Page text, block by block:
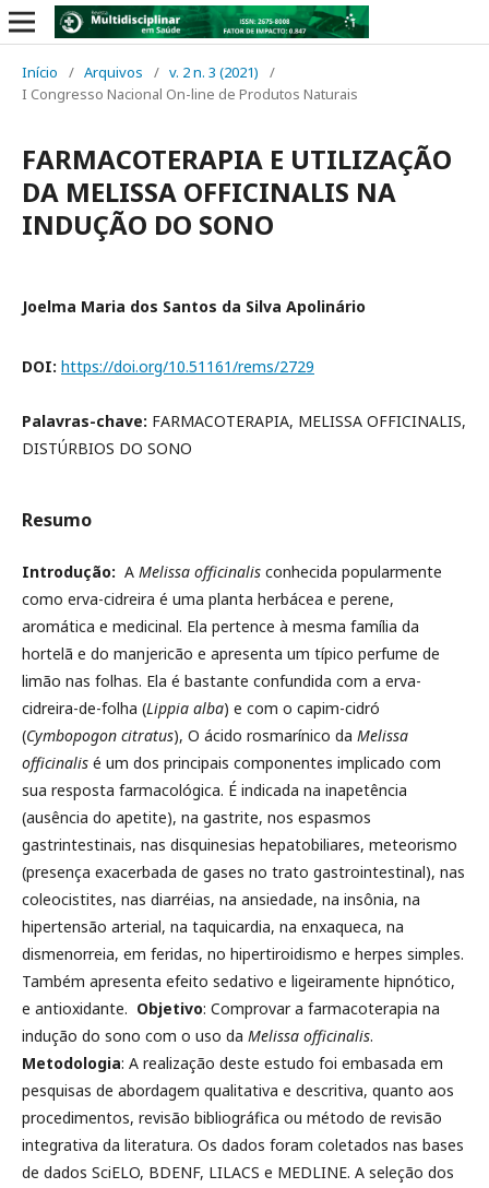
Início / Arquivos / v. 2 n. 3 (2021)
/
I Congresso Nacional On-line de Produtos Naturais
FARMACOTERAPIA E UTILIZAÇÃO
DA MELISSA OFFICINALIS NA
INDUÇÃO DO SONO
Joelma Maria dos Santos da Silva Apolinário
DOI: https://doi.org/10.51161/rems/2729
Palavras-chave: FARMACOTERAPIA, MELISSA OFFICINALIS,
DISTÚRBIOS DO SONO
Resumo
Introdução: A Melissa officinalis conhecida popularmente
como erva-cidreira é uma planta herbácea e perene,
aromática e medicinal. Ela pertence à mesma família da
hortelã e do manjericão e apresenta um típico perfume de
limão nas folhas. Ela é bastante confundida com a erva-
cidreira-de-folha (Lippia alba) e com o capim-cidró
(Cymbopogon citratus), O ácido rosmarínico da Melissa
officinalis é um dos principais componentes implicado com
sua resposta farmacológica. É indicada na inapetência
(ausência do apetite), na gastrite, nos espasmos
gastrintestinais, nas disquinesias hepatobiliares, meteorismo
(presença exacerbada de gases no trato gastrointestinal), nas
coleocistites, nas diarréias, na ansiedade, na insônia, na
hipertensão arterial, na taquicardia, na enxaqueca, na
dismenorreia, em feridas, no hipertiroidismo e herpes simples.
Também apresenta efeito sedativo e ligeiramente hipnótico,
e antioxidante. Objetivo: Comprovar a farmacoterapia na
indução do sono com o uso da Melissa officinalis.
Metodologia: A realização deste estudo foi embasada em
pesquisas de abordagem qualitativa e descritiva, quanto aos
procedimentos, revisão bibliográfica ou método de revisão
integrativa da literatura. Os dados foram coletados nas bases
de dados SciELO, BDENF, LILACS e MEDLINE. A seleção dos